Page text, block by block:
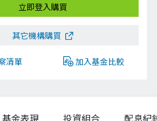
立即登入購買
其它機構購買
清單 加入基金比較
基金表現 投資組合 配息紀